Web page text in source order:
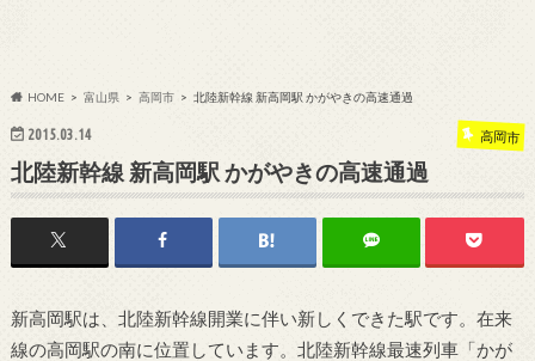
HOME 富山県 高岡市 北陸新幹線 新高岡駅 かがやきの高速通過
2015.03.14 高岡市
北陸新幹線 新高岡駅 かがやきの高速通過
新高岡駅は、北陸新幹線開業に伴い新しくできた駅です。在来
線の高岡駅の南に位置しています。北陸新幹線最速列車「かが